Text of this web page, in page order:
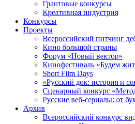
Грантовые конкурсы
Креативная индустрия
Конкурсы
Проекты
Всероссийский питчинг
Кино большой страны
Форум «Новый вектор»
Кинофестиваль «Будем
Short Film Days
«Русский док: история и
Сценарный конкурс
Русские веб-сериалы: от
Архив
Всероссийский конкурс